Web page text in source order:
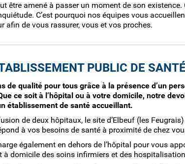
être amené à passer un moment de son existence.
C’est pourquoi nos équipes vous
afin de vous rassurer, vous et vos proches.
PUBLIC DE SANTÉ
de qualité pour tous grâce à la présence d’un
ce soit à l’hôpital ou à votre domicile, notre
établissement de santé accueillant.
de deux hôpitaux, le site d’Elbeuf (les
à vos besoins de santé à proximité de chez
également en dehors de l’hôpital pour vous
à domicile des soins infirmiers et des